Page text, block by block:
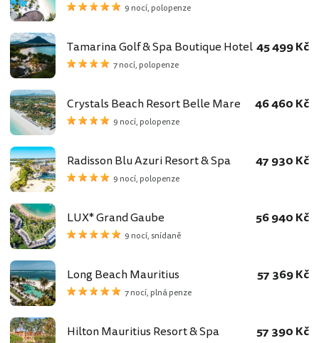
9 nocí, polopenze
Tamarina Golf & Spa Boutique Hotel
7 nocí, polopenze
45 499 Kč
Crystals Beach Resort Belle Mare
9 nocí, polopenze
46 460 Kč
Radisson Blu Azuri Resort & Spa
9 nocí, polopenze
47 930 Kč
LUX* Grand Gaube
9 nocí, snídaně
56 940 Kč
Long Beach Mauritius
7 nocí, plná penze
57 369 Kč
Hilton Mauritius Resort & Spa 57 390 Kč